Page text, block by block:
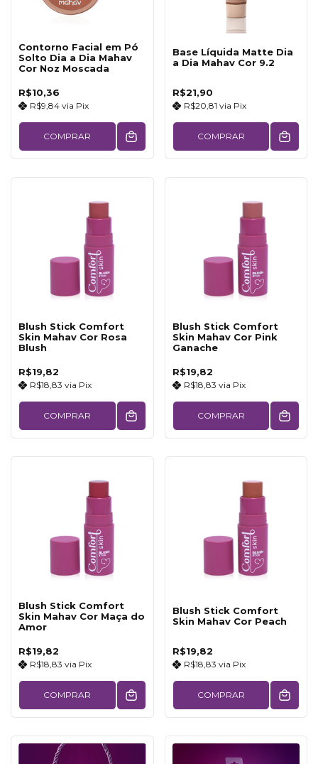
Contorno Facial em Pó
Solto Dia a Dia Mahav
Cor Noz Moscada
R$10,36
R$9,84 via Pix
COMPRAR
Base Líquida Matte Dia
a Dia Mahav Cor 9.2
R$21,90
R$20,81 via Pix
COMPRAR
Blush Stick Comfort
Skin Mahav Cor Rosa
Blush
R$19,82
R$18,83 via Pix
COMPRAR
Blush Stick Comfort
Skin Mahav Cor Pink
Ganache
R$19,82
R$18,83 via Pix
COMPRAR
Blush Stick Comfort
Skin Mahav Cor Maça do
Amor
R$19,82
R$18,83 via Pix
COMPRAR
Blush Stick Comfort
Skin Mahav Cor Peach
R$19,82
R$18,83 via Pix
COMPRAR